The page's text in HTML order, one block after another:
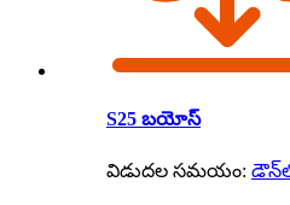
S25 బయోస్
విడుదల సమయం: